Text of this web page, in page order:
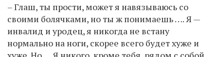
– Глаш, ты прости, может я навязываюсь со
своими болячками, но ты ж понимаешь …. Я —
инвалид и уродец, я никогда не встану
нормально на ноги, скорее всего будет хуже и